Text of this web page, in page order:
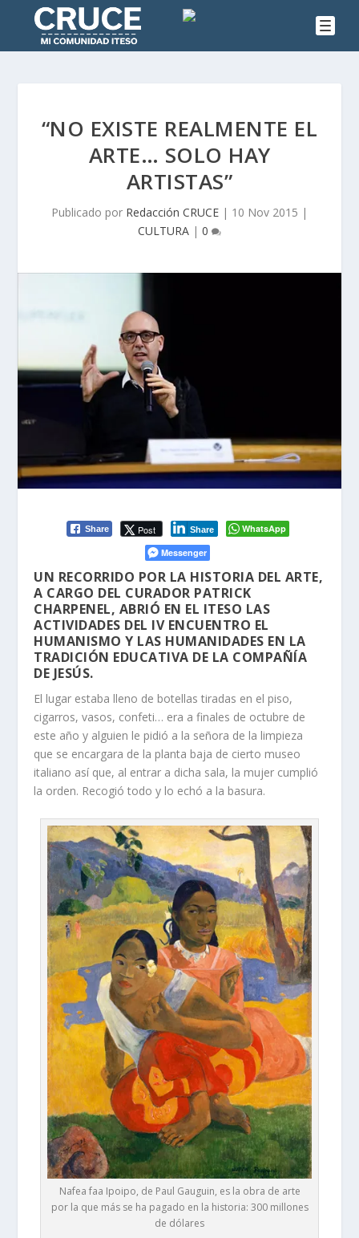
“NO EXISTE REALMENTE EL
ARTE… SOLO HAY
ARTISTAS”
Publicado por Redacción CRUCE | 10 Nov 2015 |
CULTURA | 0
Share Post Share
WhatsApp
Messenger
UN RECORRIDO POR LA HISTORIA DEL ARTE,
A CARGO DEL CURADOR PATRICK
CHARPENEL, ABRIÓ EN EL ITESO LAS
ACTIVIDADES DEL IV ENCUENTRO EL
HUMANISMO Y LAS HUMANIDADES EN LA
TRADICIÓN EDUCATIVA DE LA COMPAÑÍA
DE JESÚS.
El lugar estaba lleno de botellas tiradas en el piso,
cigarros, vasos, confeti… era a finales de octubre de
este año y alguien le pidió a la señora de la limpieza
que se encargara de la planta baja de cierto museo
italiano así que, al entrar a dicha sala, la mujer cumplió
la orden. Recogió todo y lo echó a la basura.
Nafea faa Ipoipo, de Paul Gauguin, es la obra de arte
por la que más se ha pagado en la historia: 300 millones
de dólares